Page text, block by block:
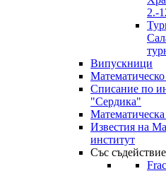
2.-
Випускници
Списание по
"Сердика"
Известия на
институт
Със